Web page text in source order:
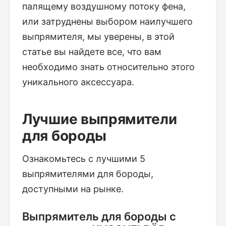
палящему воздушному потоку фена,
или затруднены выбором наилучшего
выпрямителя, мы уверены, в этой
статье вы найдете все, что вам
необходимо знать относительно этого
уникального аксессуара.
Лучшие выпрямители
для бороды
Ознакомьтесь с лучшими 5
выпрямителями для бороды,
доступными на рынке.
Выпрямитель для бороды с